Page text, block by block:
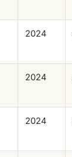
2024
2024
2024